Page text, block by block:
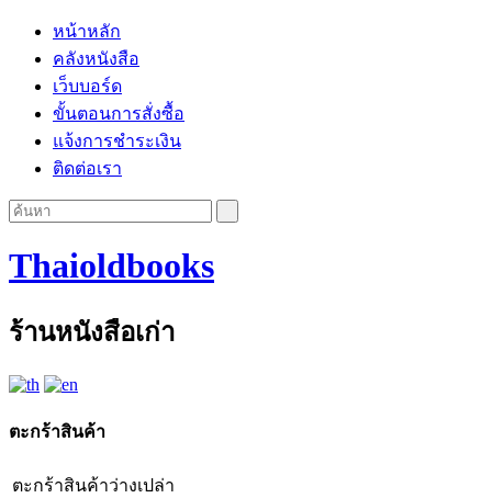
หน้าหลัก
คลังหนังสือ
เว็บบอร์ด
ขั้นตอนการสั่งซื้อ
แจ้งการชำระเงิน
ติดต่อเรา
Thaioldbooks
ร้านหนังสือเก่า
ตะกร้าสินค้า
ตะกร้าสินค้าว่างเปล่า